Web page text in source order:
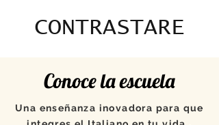
CONTRASTARE
Conoce la escuela
Una enseñanza inovadora para que